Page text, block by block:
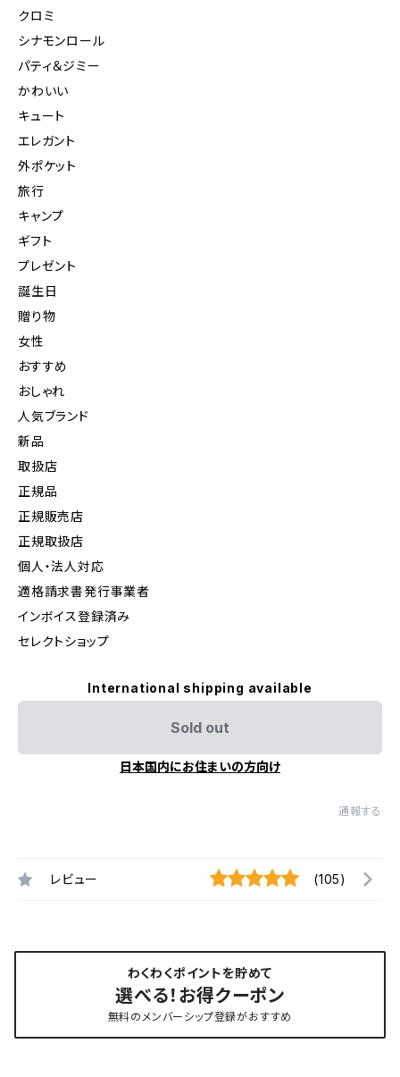
クロミ
シナモンロール
パティ＆ジミー
かわいい
キュート
エレガント
外ポケット
旅行
キャンプ
ギフト
プレゼント
誕生日
贈り物
女性
おすすめ
おしゃれ
人気ブランド
新品
取扱店
正規品
正規販売店
正規取扱店
個人・法人対応
適格請求書発行事業者
インボイス登録済み
セレクトショップ
International shipping available
Sold out
日本国内にお住まいの方向け
通報する
レビュー (105)
わくわくポイントを貯めて
選べる！お得クーポン
無料のメンバーシップ登録がおすすめ